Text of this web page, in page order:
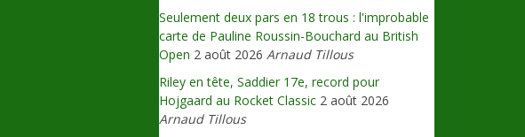
Seulement deux pars en 18 trous : l'improbable
carte de Pauline Roussin-Bouchard au British
Open 2 août 2026 Arnaud Tillous
Riley en tête, Saddier 17e, record pour
Hojgaard au Rocket Classic 2 août 2026
Arnaud Tillous